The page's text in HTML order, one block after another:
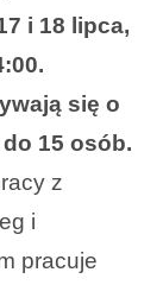
i 18 lipca,
się o
15 osób.
z
i
pracuje